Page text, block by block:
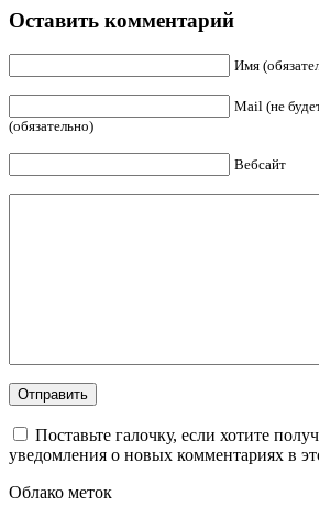
Оставить комментарий
Имя
Mail (не
(обязательно)
Вебсайт
Поставьте галочку, если хотите
уведомления о новых комментариях в
Облако меток